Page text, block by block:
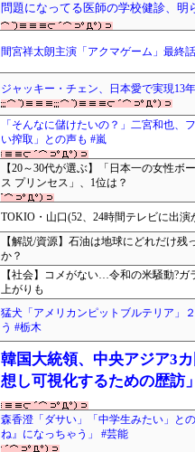
問題になってる医師の学校健診、
間宮祥太朗主演「アクマゲーム」最終
ジャッキー・チェン、日本愛で実現13
「そんなに儲けたいの？」二宮和也、
い搾取」との声も #嵐
【20～30代が選ぶ】「日本一の女性
ス プリンセス」、1位は？
TOKIO・山口(52、24時間テレビに出演
【解説/資源】石油は地球にどれだけ
か？
【社会】コメがない…令和の米騒動?
上がりも
猛犬「アメリカンピットブルテリア」
う #栃木
韓国大統領、中央アジア3
想し可視化するための歴訪
森香澄「ダサい」「中学生みたい」と
ね』になっちゃう」 #芸能